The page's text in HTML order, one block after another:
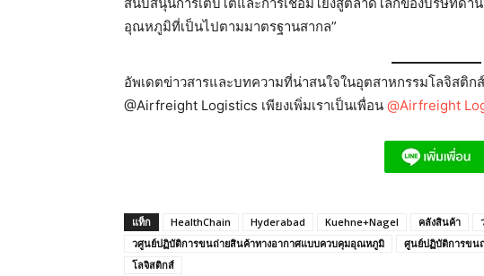
อุณหภูมิที่เป็นไปตามมาตรฐานสากล”
อัพเดตข่าวสารและบทความที่น่าสนใจในอุตสาหกรรมโลจิสติก
@Airfreight Logistics เพียงเพิ่มเราเป็นเพื่อน @Airfreight
แท็ก HealthChain Hyderabad Kuehne+Nagel คลังสินค้า
วศูนย์ปฏิบัติการขนถ่ายสินค้าทางอากาศแบบควบคุมอุณหภูมิ
ศูนย์ปฏิบัติการขน
โลจิสติกส์